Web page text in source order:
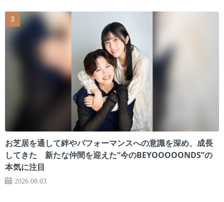
お芝居を通して絆やパフォーマンスへの意識を深め、成長
してきた 新たな仲間を迎えた“今のBEYOOOOONDS”の
本気に注目
2026.08.03